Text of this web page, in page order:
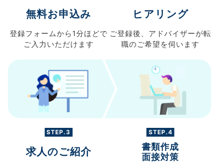
無料お申込み
登録フォームから 1分ほどで
ご入力 いただけます
ヒアリング
ご登録後、 アドバイザーが転
職のご希望を伺います
STEP.3
求人のご紹介
STEP.4
書類作成
面接対策